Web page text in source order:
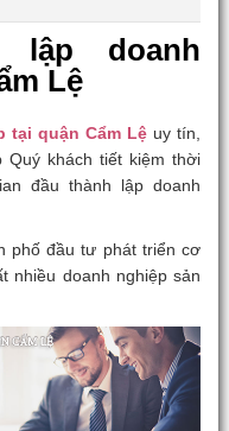
lập doanh
Lệ
tại quận Cẩm Lệ uy tín,
Quý khách tiết kiệm thời
đầu thành lập doanh
phố đầu tư phát triển cơ
nhiều doanh nghiệp sản